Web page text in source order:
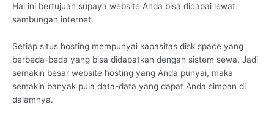
Hal ini bertujuan supaya website Anda bisa dicapai lewat
sambungan internet.
Setiap situs hosting mempunyai kapasitas disk space yang
berbeda-beda yang bisa didapatkan dengan sistem sewa. Jadi
semakin besar website hosting yang Anda punyai, maka
semakin banyak pula data-data yang dapat Anda simpan di
dalamnya.